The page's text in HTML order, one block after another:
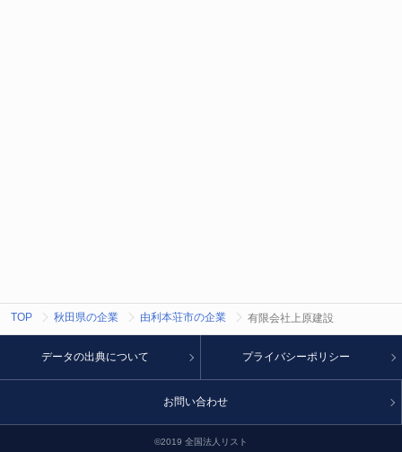
TOP 秋田県の企業 由利本荘市の企業 有限会社上原建設
©2019 全国法人リスト
データの出典について プライバシーポリシー
お問い合わせ